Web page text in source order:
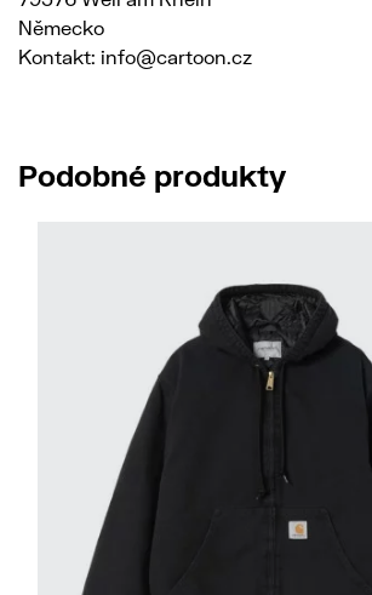
Německo
Kontakt: info@cartoon.cz
Podobné produkty